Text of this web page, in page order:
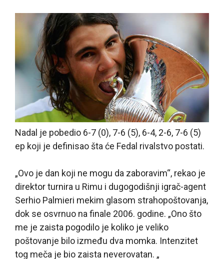
Nadal je pobedio 6-7 (0), 7-6 (5), 6-4, 2-6, 7-6 (5)
ep koji je definisao šta će Fedal rivalstvo postati.
„Ovo je dan koji ne mogu da zaboravim“, rekao je
direktor turnira u Rimu i dugogodišnji igrač-agent
Serhio Palmieri mekim glasom strahopoštovanja,
dok se osvrnuo na finale 2006. godine. „Ono što
me je zaista pogodilo je koliko je veliko
poštovanje bilo između dva momka. Intenzitet
tog meča je bio zaista neverovatan. „